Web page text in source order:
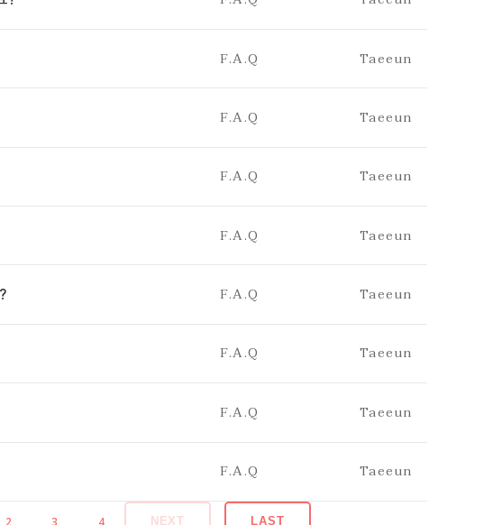
F.A.Q Taeeun
F.A.Q Taeeun
F.A.Q Taeeun
F.A.Q Taeeun
F.A.Q Taeeun
F.A.Q Taeeun
F.A.Q Taeeun
F.A.Q Taeeun
2 3 4 NEXT LAST